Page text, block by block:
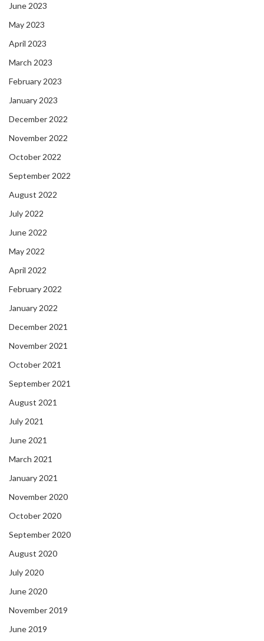
June 2023
May 2023
April 2023
March 2023
February 2023
January 2023
December 2022
November 2022
October 2022
September 2022
August 2022
July 2022
June 2022
May 2022
April 2022
February 2022
January 2022
December 2021
November 2021
October 2021
September 2021
August 2021
July 2021
June 2021
March 2021
January 2021
November 2020
October 2020
September 2020
August 2020
July 2020
June 2020
November 2019
June 2019